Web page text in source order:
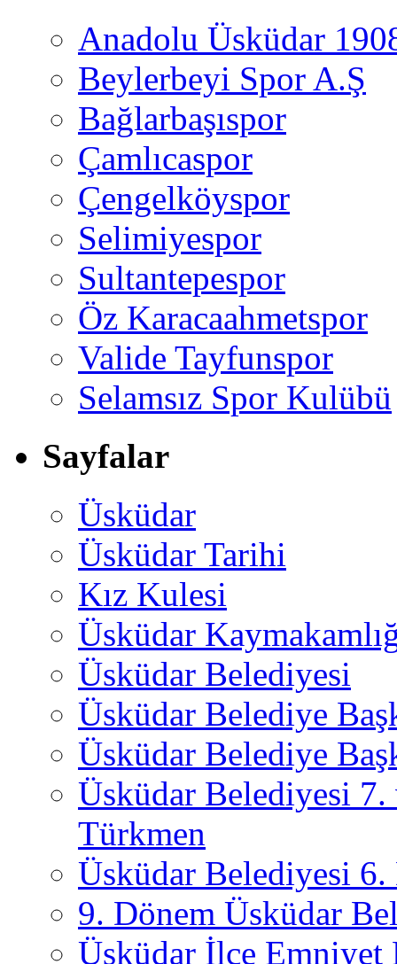
Anadolu Üsküdar
Beylerbeyi Spor A.Ş
Bağlarbaşıspor
Çamlıcaspor
Çengelköyspor
Selimiyespor
Sultantepespor
Öz Karacaahmetspor
Valide Tayfunspor
Selamsız Spor Kulübü
Sayfalar
Üsküdar
Üsküdar Tarihi
Kız Kulesi
Üsküdar
Üsküdar Belediyesi
Üsküdar Belediye
Üsküdar Belediye
Üsküdar Belediyesi
Türkmen
Üsküdar Belediyesi 6.
9. Dönem Üsküdar
Üsküdar İlçe